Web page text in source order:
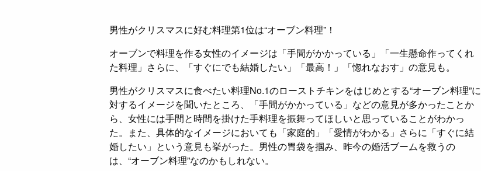
男性がクリスマスに好む料理第1位は“オーブン料理”！
オーブンで料理を作る女性のイメージは「手間がかかっている」「一生懸命作ってくれ
た料理」さらに、「すぐにでも結婚したい」「最高！」「惚れなおす」の意見も。
男性がクリスマスに食べたい料理No.1のローストチキンをはじめとする“オーブン料理”に
対するイメージを聞いたところ、「手間がかかっている」などの意見が多かったことか
ら、女性には手間と時間を掛けた手料理を振舞ってほしいと思っていることがわかっ
た。また、具体的なイメージにおいても「家庭的」「愛情がわかる」さらに「すぐに結
婚したい」という意見も挙がった。男性の胃袋を掴み、昨今の婚活ブームを救うの
は、“オーブン料理”なのかもしれない。